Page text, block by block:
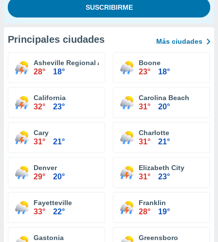
Principales ciudades Más ciudades
Asheville Regional Airport
28° 18°
Boone
23° 18°
California
32° 23°
Carolina Beach
31° 20°
Cary
31° 21°
Charlotte
31° 21°
Denver
29° 20°
Elizabeth City
31° 23°
Fayetteville
33° 22°
Franklin
28° 19°
Gastonia Greensboro